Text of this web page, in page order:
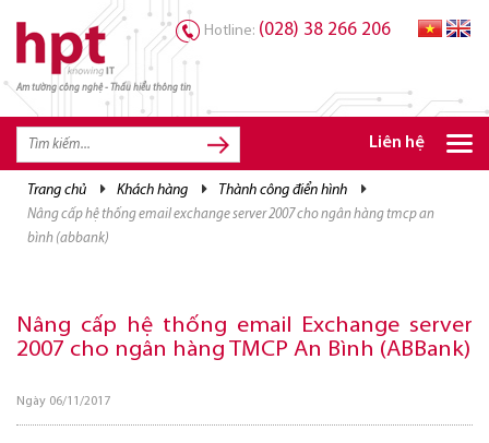
Am tường công nghệ - Thấu hiểu thông tin
Hotline: (028) 38 266 206
Liên hệ
trang chủ khách hàng thành công điển hình
nâng cấp hệ thống email exchange server 2007 cho ngân hàng tmcp an
bình (abbank)
Nâng cấp hệ thống email Exchange server
2007 cho ngân hàng TMCP An Bình (ABBank)
Ngày 06/11/2017
TRANG CHỦ
TRANG CHỦ
GIẢI PHÁP
CƠ HỘI NGHỀ NGHIỆP